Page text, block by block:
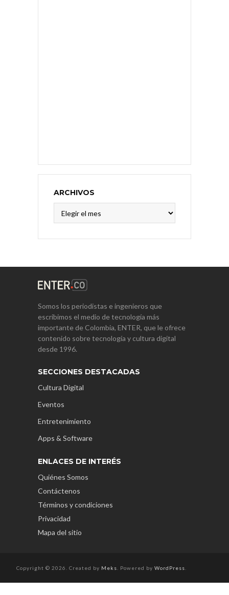
ARCHIVOS
Somos los periodistas e ingenieros que
escribimos el medio de tecnología más
importante de Colombia, ENTER, que le ofrece
contenido sobre tecnología y cultura digital
desde 1996.
SECCIONES DESTACADAS
Cultura Digital
Eventos
Entretenimiento
Apps & Software
ENLACES DE INTERÉS
Quiénes Somos
Contáctenos
Términos y condiciones
Privacidad
Mapa del sitio
Copyright © 2026. Created by Meks . Powered by WordPress